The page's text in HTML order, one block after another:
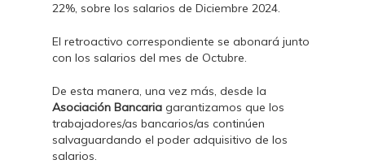
22%, sobre los salarios de Diciembre 2024.
El retroactivo correspondiente se abonará junto
con los salarios del mes de Octubre.
De esta manera, una vez más, desde la
Asociación Bancaria garantizamos que los
trabajadores/as bancarios/as continúen
salvaguardando el poder adquisitivo de los
salarios.